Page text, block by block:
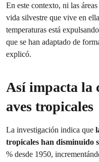
En este contexto, ni las
vida silvestre que vive en
temperaturas está
que se han adaptado de
explicó.
Así impacta la
aves tropicales
La investigación indica que
tropicales han disminuido
% desde 1950,